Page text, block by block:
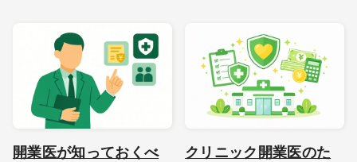
開業医が知っておくべ
クリニック開業医のた